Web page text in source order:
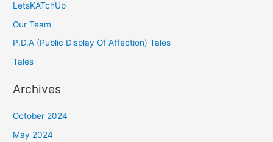
LetsKATchUp
Our Team
P.D.A (Public Display Of Affection) Tales
Tales
Archives
October 2024
May 2024